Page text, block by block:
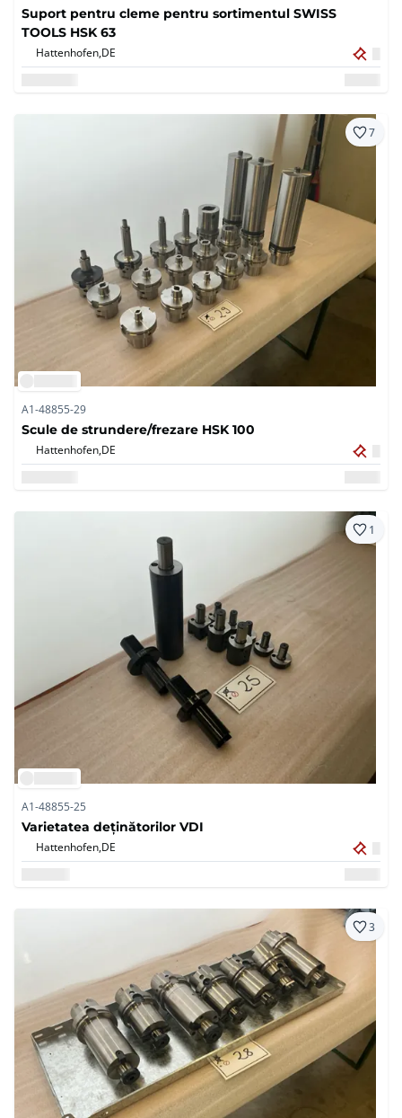
Suport pentru cleme pentru sortimentul SWISS
TOOLS HSK 63
Hattenhofen,DE
7
A1-48855-29
Scule de strundere/frezare HSK 100
Hattenhofen,DE
1
A1-48855-25
Varietatea deținătorilor VDI
Hattenhofen,DE
3